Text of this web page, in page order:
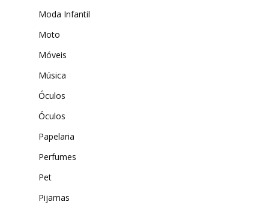
Moda Infantil
Moto
Móveis
Música
Óculos
Óculos
Papelaria
Perfumes
Pet
Pijamas